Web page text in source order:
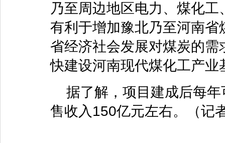
乃至周边地区电力、煤化
有利于增加豫北乃至河南
省经济社会发展对煤炭的
快建设河南现代煤化工产业
据了解，项目建成后每年
售收入150亿元左右。（记